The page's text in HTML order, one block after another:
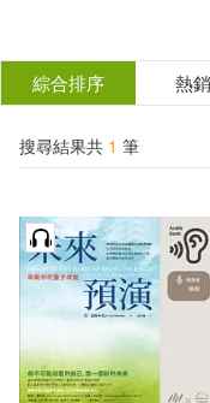
結
篩
選
分類 (單選)
所有商品(1)
作者 (可複選)
喬．迪斯本札
綜合排序 熱
搜尋結果共 1 筆